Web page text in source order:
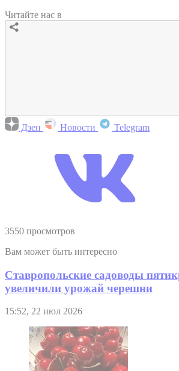
Читайте нас в
Дзен Новости Telegram
3550 просмотров
Вам может быть интересно
Ставропольские садоводы
увеличили урожай черешни
15:52, 22 июл 2026